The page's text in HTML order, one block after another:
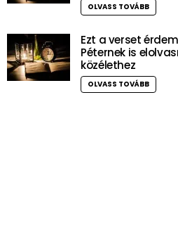
OLVASS TOVÁBB
Ezt a verset
Péternek is
közélethez
OLVASS TOVÁBB